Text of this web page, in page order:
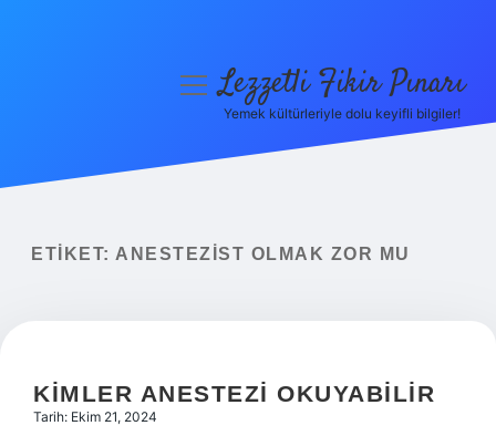
Yasal Uyarı
menüyüLezzetli Fikir Pınarı
Yemek kültürleriyle dolu keyifli bilgiler!
ETIKET: ANESTEZIST OLMAK ZOR MU
KIMLER ANESTEZI OKUYABILIR
Tarih: Ekim 21, 2024